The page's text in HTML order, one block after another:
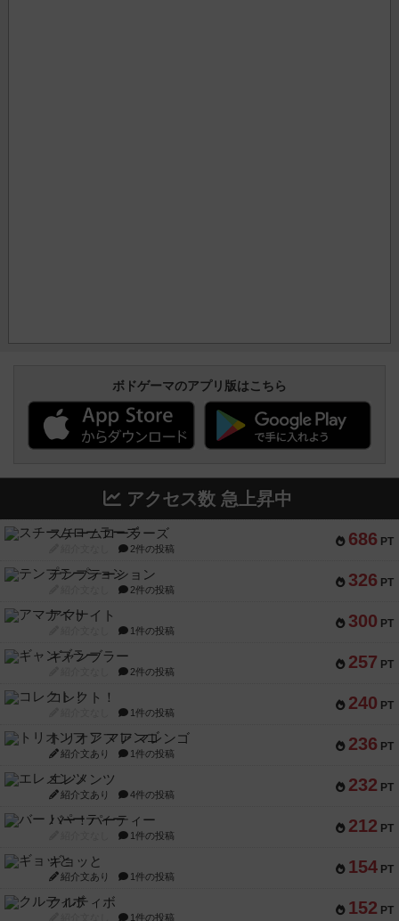
ボドゲーマのアプリ版はこちら
アクセス数 急上昇中
686 PT
スチームローラーズ
2件の投稿
326 PT
テンプテーション
2件の投稿
300 PT
アマナイト
1件の投稿
257 PT
ギャンブラー
2件の投稿
240 PT
コレクト！
1件の投稿
236 PT
トリオンフ ア マレンゴ
紹介文あり 1件の投稿
232 PT
エレメンツ
紹介文あり 4件の投稿
212 PT
バー！パーティー
1件の投稿
154 PT
ギョッと
紹介文あり 1件の投稿
152 PT
クルティボ
1件の投稿